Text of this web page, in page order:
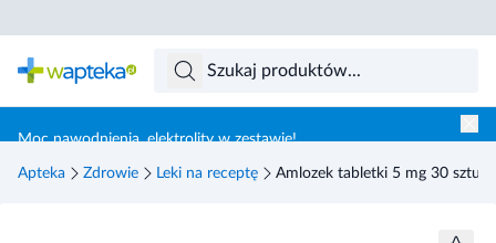
Moc nawodnienia, elektrolity w zestawie!
Apteka Zdrowie Leki na receptę Amlozek tabletki 5 mg 30 sztuk